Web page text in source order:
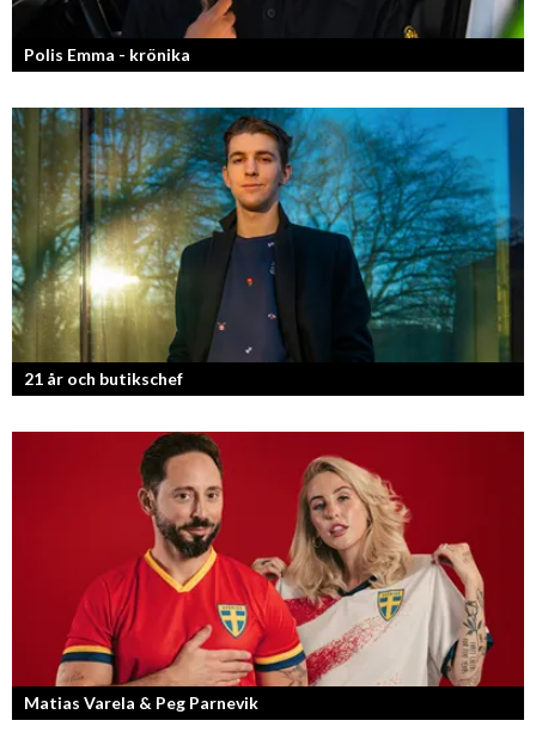
Polis Emma - krönika
Kan jag snälla få prata med dig igen, för du va så bra att prata med.
21 år och butikschef
Denis Manasiev Vukotic driver Teknikmagasinet mot nya framgångar!
Matias Varela & Peg Parnevik